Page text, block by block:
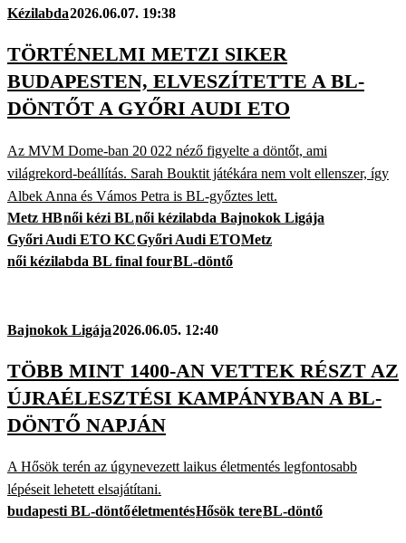
Kézilabda2026.06.07. 19:38
TÖRTÉNELMI METZI SIKER
BUDAPESTEN, ELVESZÍTETTE A BL-
DÖNTŐT A GYŐRI AUDI ETO
Az MVM Dome-ban 20 022 néző figyelte a döntőt, ami
világrekord-beállítás. Sarah Bouktit játékára nem volt ellenszer, így
Albek Anna és Vámos Petra is BL-győztes lett.
Metz HBnői kézi BLnői kézilabda Bajnokok Ligája
Győri Audi ETO KCGyőri Audi ETOMetz
női kézilabda BL final fourBL-döntő
Bajnokok Ligája2026.06.05. 12:40
TÖBB MINT 1400-AN VETTEK RÉSZT AZ
ÚJRAÉLESZTÉSI KAMPÁNYBAN A BL-
DÖNTŐ NAPJÁN
A Hősök terén az úgynevezett laikus életmentés legfontosabb
lépéseit lehetett elsajátítani.
budapesti BL-döntőéletmentésHősök tereBL-döntő